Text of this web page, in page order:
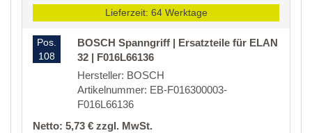
Lieferzeit: 64 Werktage
Pos.
108
BOSCH Spanngriff | Ersatzteile für ELAN
32 | F016L66136
Hersteller: BOSCH
Artikelnummer: EB-F016300003-
F016L66136
Netto: 5,73 € zzgl. MwSt.